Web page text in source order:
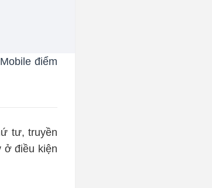
điểm
tư, truyền
ở điều kiện